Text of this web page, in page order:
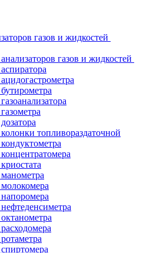
газов и жидкостей
газов и жидкостей
топливораздаточной